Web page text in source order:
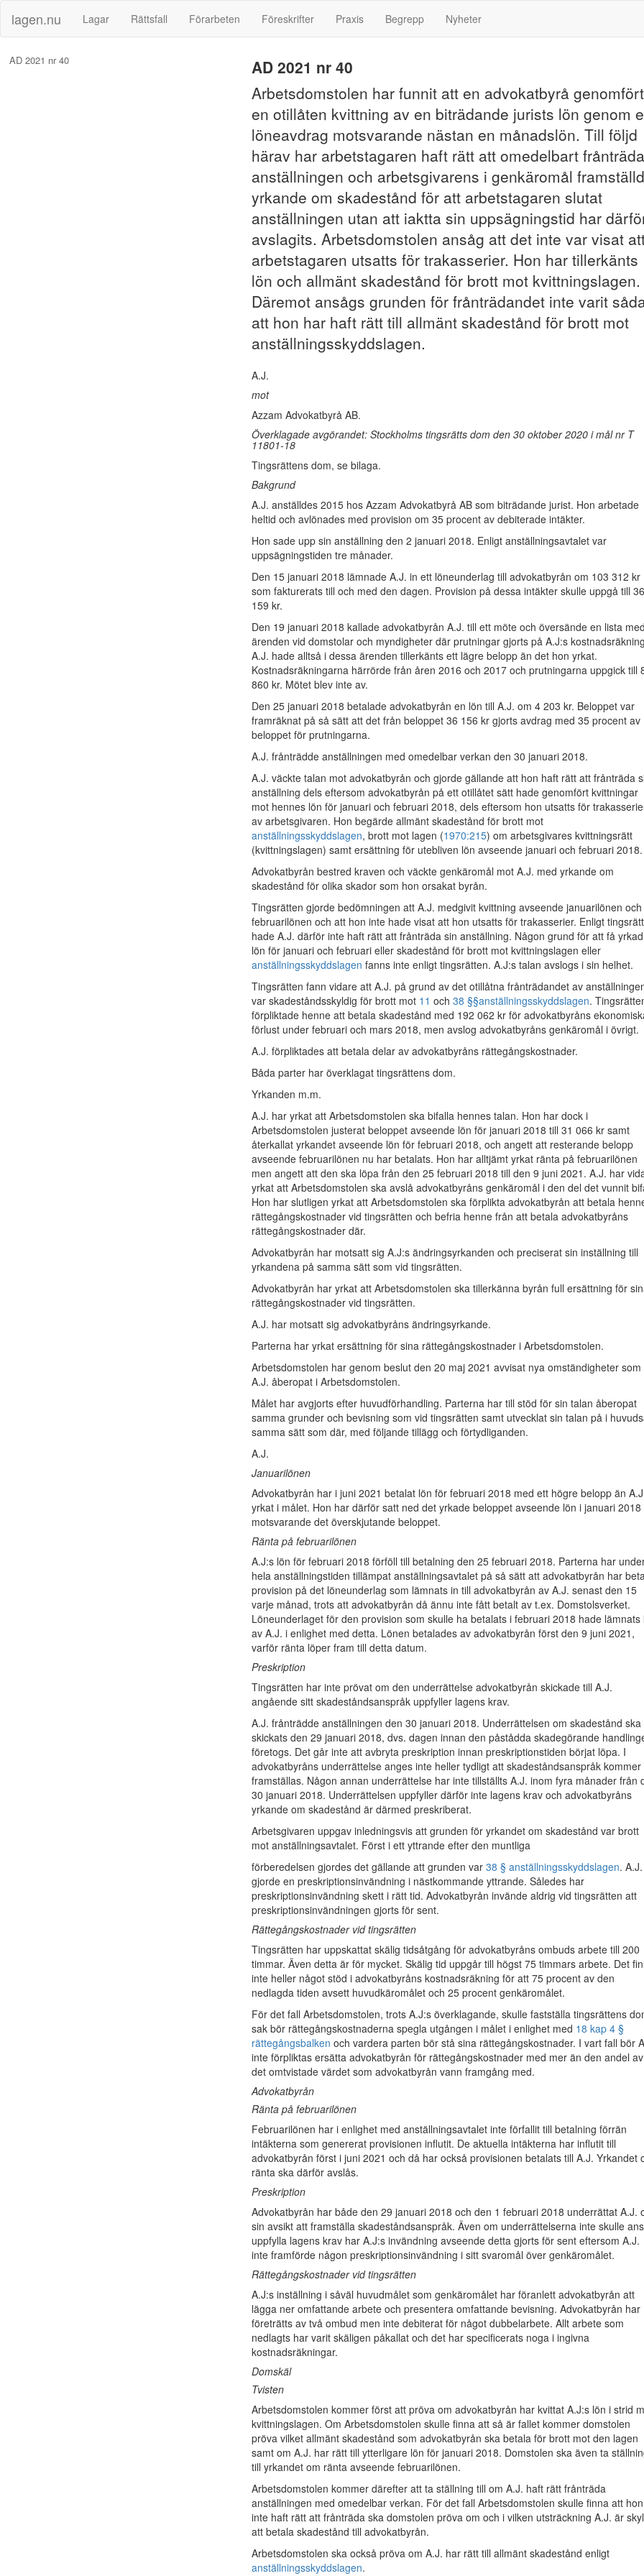
lagen.nu Lagar Rättsfall Förarbeten Föreskrifter Praxis Begrepp Nyheter
AD 2021 nr 40
AD 2021 nr 40
Arbetsdomstolen har funnit att en advokatbyrå genomfört
en otillåten kvittning av en biträdande jurists lön genom
löneavdrag motsvarande nästan en månadslön. Till följd
härav har arbetstagaren haft rätt att omedelbart frånträda
anställningen och arbetsgivarens i genkäromål
yrkande om skadestånd för att arbetstagaren slutat
anställningen utan att iaktta sin uppsägningstid har
avslagits. Arbetsdomstolen ansåg att det inte var visat
arbetstagaren utsatts för trakasserier. Hon har tillerkänts
lön och allmänt skadestånd för brott mot kvittningslagen.
Däremot ansågs grunden för frånträdandet inte varit
att hon har haft rätt till allmänt skadestånd för brott mot
anställningsskyddslagen.
A.J.
mot
Azzam Advokatbyrå AB.
Överklagade avgörandet: Stockholms tingsrätts dom den 30 oktober 2020 i mål nr T
11801-18
Tingsrättens dom, se bilaga.
Bakgrund
A.J. anställdes 2015 hos Azzam Advokatbyrå AB som biträdande jurist. Hon arbetade
heltid och avlönades med provision om 35 procent av debiterade intäkter.
Hon sade upp sin anställning den 2 januari 2018. Enligt anställningsavtalet var
uppsägningstiden tre månader.
Den 15 januari 2018 lämnade A.J. in ett löneunderlag till advokatbyrån om 103 312 kr
som fakturerats till och med den dagen. Provision på dessa intäkter skulle uppgå till 36
159 kr.
Den 19 januari 2018 kallade advokatbyrån A.J. till ett möte och översände en lista med
ärenden vid domstolar och myndigheter där prutningar gjorts på A.J:s
A.J. hade alltså i dessa ärenden tillerkänts ett lägre belopp än det hon yrkat.
Kostnadsräkningarna härrörde från åren 2016 och 2017 och prutningarna uppgick till
860 kr. Mötet blev inte av.
Den 25 januari 2018 betalade advokatbyrån en lön till A.J. om 4 203 kr. Beloppet var
framräknat på så sätt att det från beloppet 36 156 kr gjorts avdrag med 35 procent av
beloppet för prutningarna.
A.J. frånträdde anställningen med omedelbar verkan den 30 januari 2018.
A.J. väckte talan mot advokatbyrån och gjorde gällande att hon haft rätt att frånträda
anställning dels eftersom advokatbyrån på ett otillåtet sätt hade genomfört kvittningar
mot hennes lön för januari och februari 2018, dels eftersom hon utsatts för
av arbetsgivaren. Hon begärde allmänt skadestånd för brott mot
anställningsskyddslagen, brott mot lagen (1970:215) om arbetsgivares kvittningsrätt
(kvittningslagen) samt ersättning för utebliven lön avseende januari och februari 2018.
Advokatbyrån bestred kraven och väckte genkäromål mot A.J. med yrkande om
skadestånd för olika skador som hon orsakat byrån.
Tingsrätten gjorde bedömningen att A.J. medgivit kvittning avseende januarilönen och
februarilönen och att hon inte hade visat att hon utsatts för trakasserier. Enligt
hade A.J. därför inte haft rätt att frånträda sin anställning. Någon grund för att få yrkad
lön för januari och februari eller skadestånd för brott mot kvittningslagen eller
anställningsskyddslagen fanns inte enligt tingsrätten. A.J:s talan avslogs i sin helhet.
Tingsrätten fann vidare att A.J. på grund av det otillåtna frånträdandet av
var skadeståndsskyldig för brott mot 11 och 38 §§anställningsskyddslagen.
förpliktade henne att betala skadestånd med 192 062 kr för advokatbyråns
förlust under februari och mars 2018, men avslog advokatbyråns genkäromål i övrigt.
A.J. förpliktades att betala delar av advokatbyråns rättegångskostnader.
Båda parter har överklagat tingsrättens dom.
Yrkanden m.m.
A.J. har yrkat att Arbetsdomstolen ska bifalla hennes talan. Hon har dock i
Arbetsdomstolen justerat beloppet avseende lön för januari 2018 till 31 066 kr samt
återkallat yrkandet avseende lön för februari 2018, och angett att resterande belopp
avseende februarilönen nu har betalats. Hon har alltjämt yrkat ränta på februarilönen
men angett att den ska löpa från den 25 februari 2018 till den 9 juni 2021. A.J. har
yrkat att Arbetsdomstolen ska avslå advokatbyråns genkäromål i den del det vunnit
Hon har slutligen yrkat att Arbetsdomstolen ska förplikta advokatbyrån att betala
rättegångskostnader vid tingsrätten och befria henne från att betala advokatbyråns
rättegångskostnader där.
Advokatbyrån har motsatt sig A.J:s ändringsyrkanden och preciserat sin inställning till
yrkandena på samma sätt som vid tingsrätten.
Advokatbyrån har yrkat att Arbetsdomstolen ska tillerkänna byrån full ersättning för
rättegångskostnader vid tingsrätten.
A.J. har motsatt sig advokatbyråns ändringsyrkande.
Parterna har yrkat ersättning för sina rättegångskostnader i Arbetsdomstolen.
Arbetsdomstolen har genom beslut den 20 maj 2021 avvisat nya omständigheter som
A.J. åberopat i Arbetsdomstolen.
Målet har avgjorts efter huvudförhandling. Parterna har till stöd för sin talan åberopat
samma grunder och bevisning som vid tingsrätten samt utvecklat sin talan på i
samma sätt som där, med följande tillägg och förtydliganden.
A.J.
Januarilönen
Advokatbyrån har i juni 2021 betalat lön för februari 2018 med ett högre belopp än
yrkat i målet. Hon har därför satt ned det yrkade beloppet avseende lön i januari 2018
motsvarande det överskjutande beloppet.
Ränta på februarilönen
A.J:s lön för februari 2018 förföll till betalning den 25 februari 2018. Parterna har
hela anställningstiden tillämpat anställningsavtalet på så sätt att advokatbyrån har
provision på det löneunderlag som lämnats in till advokatbyrån av A.J. senast den 15
varje månad, trots att advokatbyrån då ännu inte fått betalt av t.ex. Domstolsverket.
Löneunderlaget för den provision som skulle ha betalats i februari 2018 hade lämnats
av A.J. i enlighet med detta. Lönen betalades av advokatbyrån först den 9 juni 2021,
varför ränta löper fram till detta datum.
Preskription
Tingsrätten har inte prövat om den underrättelse advokatbyrån skickade till A.J.
angående sitt skadeståndsanspråk uppfyller lagens krav.
A.J. frånträdde anställningen den 30 januari 2018. Underrättelsen om skadestånd ska
skickats den 29 januari 2018, dvs. dagen innan den påstådda skadegörande
företogs. Det går inte att avbryta preskription innan preskriptionstiden börjat löpa. I
advokatbyråns underrättelse anges inte heller tydligt att skadeståndsanspråk kommer
framställas. Någon annan underrättelse har inte tillställts A.J. inom fyra månader från
30 januari 2018. Underrättelsen uppfyller därför inte lagens krav och advokatbyråns
yrkande om skadestånd är därmed preskriberat.
Arbetsgivaren uppgav inledningsvis att grunden för yrkandet om skadestånd var brott
mot anställningsavtalet. Först i ett yttrande efter den muntliga
förberedelsen gjordes det gällande att grunden var 38 § anställningsskyddslagen. A.J.
gjorde en preskriptionsinvändning i nästkommande yttrande. Således har
preskriptionsinvändning skett i rätt tid. Advokatbyrån invände aldrig vid tingsrätten att
preskriptionsinvändningen gjorts för sent.
Rättegångskostnader vid tingsrätten
Tingsrätten har uppskattat skälig tidsåtgång för advokatbyråns ombuds arbete till 200
timmar. Även detta är för mycket. Skälig tid uppgår till högst 75 timmars arbete. Det
inte heller något stöd i advokatbyråns kostnadsräkning för att 75 procent av den
nedlagda tiden avsett huvudkäromålet och 25 procent genkäromålet.
För det fall Arbetsdomstolen, trots A.J:s överklagande, skulle fastställa tingsrättens
sak bör rättegångskostnaderna spegla utgången i målet i enlighet med 18 kap 4 §
rättegångsbalken och vardera parten bör stå sina rättegångskostnader. I vart fall bör
inte förpliktas ersätta advokatbyrån för rättegångskostnader med mer än den andel av
det omtvistade värdet som advokatbyrån vann framgång med.
Advokatbyrån
Ränta på februarilönen
Februarilönen har i enlighet med anställningsavtalet inte förfallit till betalning förrän
intäkterna som genererat provisionen influtit. De aktuella intäkterna har influtit till
advokatbyrån först i juni 2021 och då har också provisionen betalats till A.J. Yrkandet
ränta ska därför avslås.
Preskription
Advokatbyrån har både den 29 januari 2018 och den 1 februari 2018 underrättat A.J.
sin avsikt att framställa skadeståndsanspråk. Även om underrättelserna inte skulle
uppfylla lagens krav har A.J:s invändning avseende detta gjorts för sent eftersom A.J.
inte framförde någon preskriptionsinvändning i sitt svaromål över genkäromålet.
Rättegångskostnader vid tingsrätten
A.J:s inställning i såväl huvudmålet som genkäromålet har föranlett advokatbyrån att
lägga ner omfattande arbete och presentera omfattande bevisning. Advokatbyrån har
företrätts av två ombud men inte debiterat för något dubbelarbete. Allt arbete som
nedlagts har varit skäligen påkallat och det har specificerats noga i ingivna
kostnadsräkningar.
Domskäl
Tvisten
Arbetsdomstolen kommer först att pröva om advokatbyrån har kvittat A.J:s lön i strid
kvittningslagen. Om Arbetsdomstolen skulle finna att så är fallet kommer domstolen
pröva vilket allmänt skadestånd som advokatbyrån ska betala för brott mot den lagen
samt om A.J. har rätt till ytterligare lön för januari 2018. Domstolen ska även ta
till yrkandet om ränta avseende februarilönen.
Arbetsdomstolen kommer därefter att ta ställning till om A.J. haft rätt frånträda
anställningen med omedelbar verkan. För det fall Arbetsdomstolen skulle finna att hon
inte haft rätt att frånträda ska domstolen pröva om och i vilken utsträckning A.J. är
att betala skadestånd till advokatbyrån.
Arbetsdomstolen ska också pröva om A.J. har rätt till allmänt skadestånd enligt
anställningsskyddslagen.